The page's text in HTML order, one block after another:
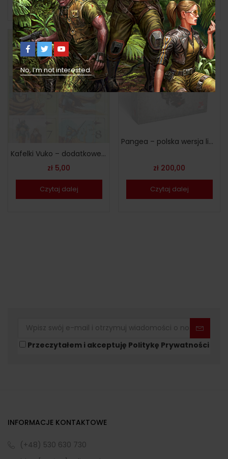
Out Of Stock
Kafelki Vuko – dodatkowe żetony do gry
zł 5,00
Czytaj dalej
Out Of Stock
Pangea – polska wersja limitowana
zł 200,00
Czytaj dalej
No, I’m not interested.
Przeczytałem i akceptuję Politykę Prywatności
INFORMACJE KONTAKTOWE
(+48) 530 630 730